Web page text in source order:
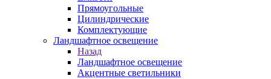
Прямоугольные
Цилиндрические
Комплектующие
Ландшафтное освещение
Назад
Ландшафтное освещение
Акцентные светильники